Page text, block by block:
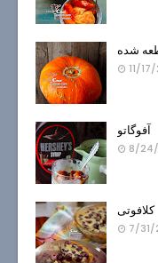
شده
11/
آفوگاتو
8/24/
کلافوتی
7/31/